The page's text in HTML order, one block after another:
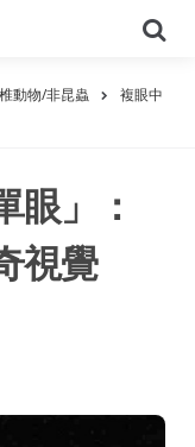
尋
動物/非昆蟲 複眼中
眼」：
視覺